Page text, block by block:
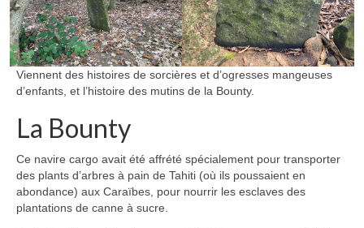
Viennent des histoires de sorcières et d’ogresses mangeuses
d’enfants, et l’histoire des mutins de la Bounty.
La Bounty
Ce navire cargo avait été affrété spécialement pour transporter
des plants d’arbres à pain de Tahiti (où ils poussaient en
abondance) aux Caraïbes, pour nourrir les esclaves des
plantations de canne à sucre.